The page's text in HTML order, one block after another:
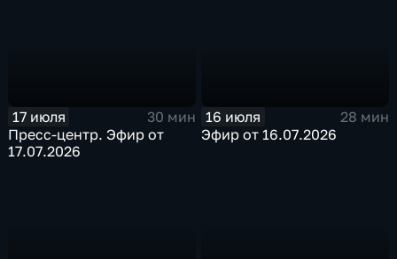
17 июля
30 мин
Пресс-центр. Эфир от
17.07.2026
16 июля
28 мин
Эфир от 16.07.2026